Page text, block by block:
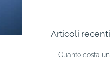
Articoli recenti
Quanto costa un